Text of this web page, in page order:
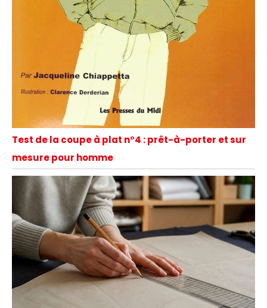
Test de la coupe à plat n°4 : prêt-à-porter et sur
mesure pour homme